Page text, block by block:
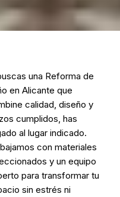
una Reforma de
en Alicante que
calidad, diseño y
cumplidos, has
al lugar indicado.
con materiales
y un equipo
para transformar tu
sin estrés ni